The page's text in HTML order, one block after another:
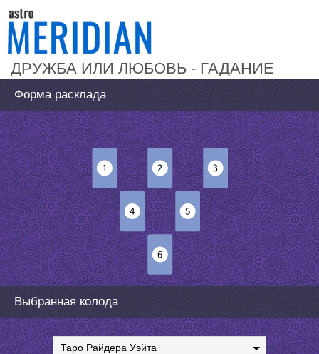
ДРУЖБА ИЛИ ЛЮБОВЬ - ГАДАНИЕ
Форма расклада
Выбранная колода
Таро Райдера Уэйта